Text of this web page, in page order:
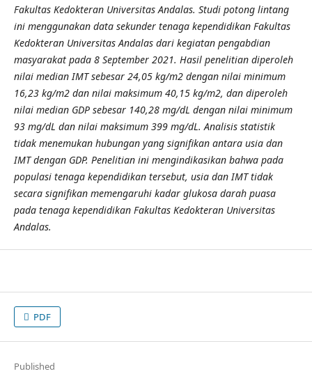
Fakultas Kedokteran Universitas Andalas. Studi potong lintang
ini menggunakan data sekunder tenaga kependidikan Fakultas
Kedokteran Universitas Andalas dari kegiatan pengabdian
masyarakat pada 8 September 2021. Hasil penelitian diperoleh
nilai median IMT sebesar 24,05 kg/m2 dengan nilai minimum
16,23 kg/m2 dan nilai maksimum 40,15 kg/m2, dan diperoleh
nilai median GDP sebesar 140,28 mg/dL dengan nilai minimum
93 mg/dL dan nilai maksimum 399 mg/dL. Analisis statistik
tidak menemukan hubungan yang signifikan antara usia dan
IMT dengan GDP. Penelitian ini mengindikasikan bahwa pada
populasi tenaga kependidikan tersebut, usia dan IMT tidak
secara signifikan memengaruhi kadar glukosa darah puasa
pada tenaga kependidikan Fakultas Kedokteran Universitas
Andalas.
PDF
Published